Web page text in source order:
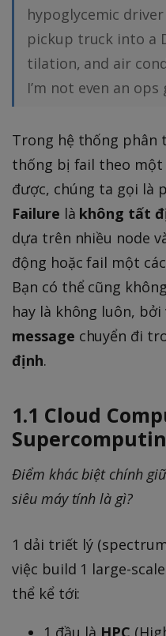
hypoglycemic
pickup truck into a
tilation, and air
I’m not even an
Trong hệ thống phân
thống bị fail theo
được, chúng ta gọi là
Failure là không tất
dựa trên nhiều node
động hoặc fail một
Bạn có thể cũng
hay là không luôn, bởi
message chuyển đi
định.
1.1 Cloud
Điểm khác biệt chính
siêu máy tính là gì?
1 dải triết lý
việc build 1 large-
thể kể tới:
1 đầu là HPC